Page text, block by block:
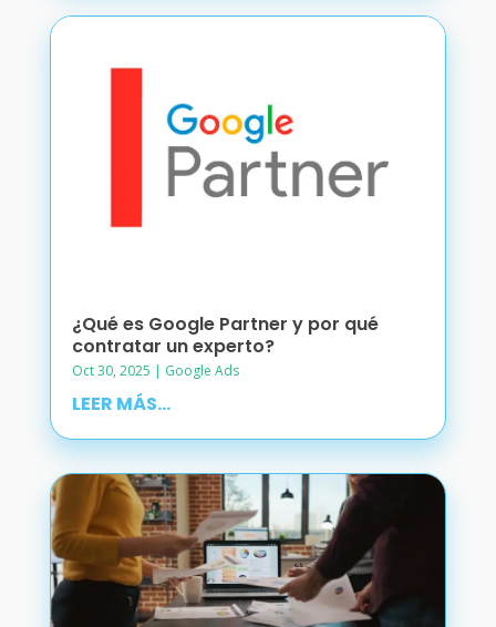
¿Qué es Google Partner y por qué
contratar un experto?
Oct 30, 2025 | Google Ads
LEER MÁS...